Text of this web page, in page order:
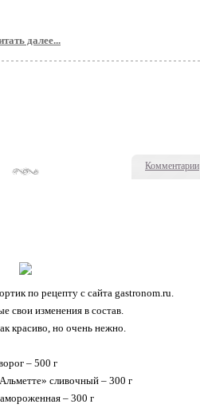
Комментарии
далее...
по рецепту с сайта gastronom.ru.
свои изменения в состав.
красиво, но очень нежно.
– 500 г
сливочный – 300 г
– 300 г